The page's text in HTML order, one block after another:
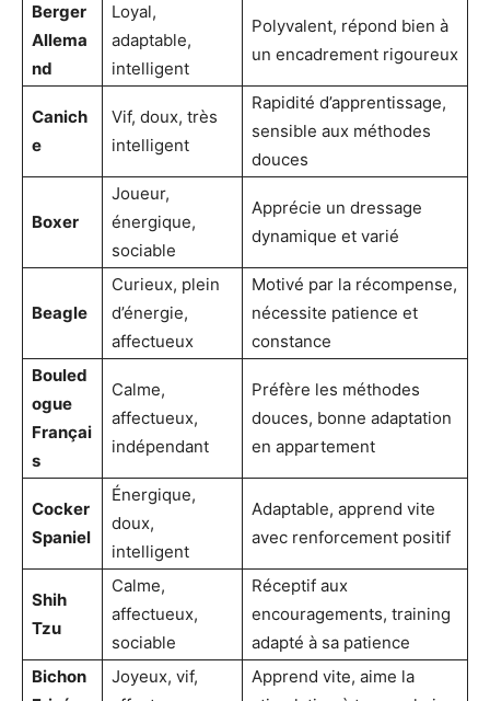
Berger
Allema
nd
Loyal,
adaptable,
intelligent
Polyvalent, répond bien à
un encadrement rigoureux
Canich
e
Vif, doux, très
intelligent
Rapidité d’apprentissage,
sensible aux méthodes
douces
Boxer
Joueur,
énergique,
sociable
Apprécie un dressage
dynamique et varié
Beagle
Curieux, plein
d’énergie,
affectueux
Motivé par la récompense,
nécessite patience et
constance
Bouled
ogue
Françai
s
Calme,
affectueux,
indépendant
Préfère les méthodes
douces, bonne adaptation
en appartement
Cocker
Spaniel
Énergique,
doux,
intelligent
Adaptable, apprend vite
avec renforcement positif
Shih
Tzu
Calme,
affectueux,
sociable
Réceptif aux
encouragements, training
adapté à sa patience
Bichon
Joyeux, vif,
Apprend vite, aime la